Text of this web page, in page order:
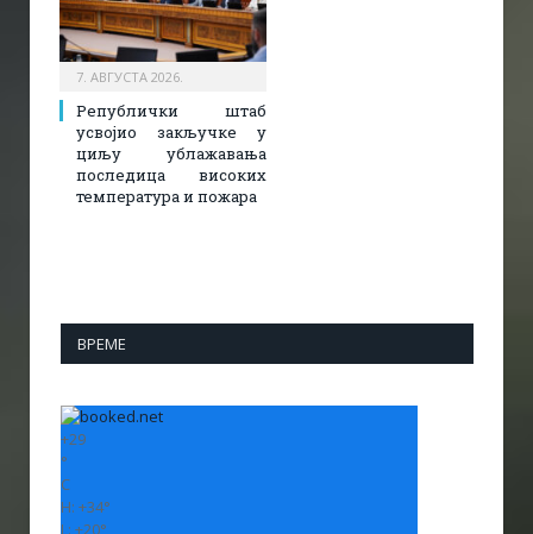
7. АВГУСТА 2026.
Републички штаб
усвојио закључке у
циљу ублажавања
последица високих
температура и пожара​
ВРЕМЕ
+29
°
C
H: +34°
L: +20°